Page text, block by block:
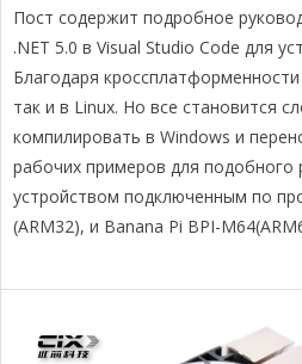
l
e
g
r
a
m
c
e
b
o
o
k
r
e
a
d
s
p
y
L
i
n
k
п
р
а
в
и
т
ь
Пост содержит подробное
.NET 5.0 в Visual Studio Code для
Благодаря
так и в Linux. Но все становится
компилировать в Windows и
рабочих примеров для подобного
устройством подключенным по
(ARM32), и Banana Pi BPI-